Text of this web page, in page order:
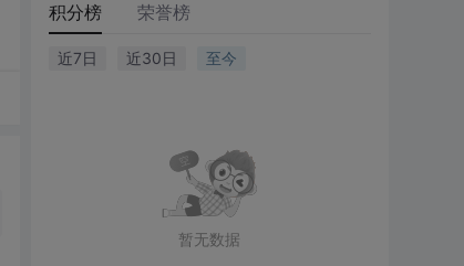
积分榜 荣誉榜
近7日 近30日 至今
暂无数据